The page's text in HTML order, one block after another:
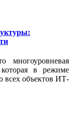
которая в режиме
всех объектов ИТ-